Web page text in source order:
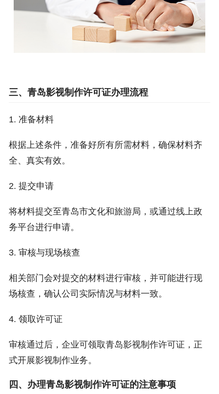
三、青岛影视制作许可证办理流程
1. 准备材料
根据上述条件，准备好所有所需材料，确保材料齐
全、真实有效。
2. 提交申请
将材料提交至青岛市文化和旅游局，或通过线上政
务平台进行申请。
3. 审核与现场核查
相关部门会对提交的材料进行审核，并可能进行现
场核查，确认公司实际情况与材料一致。
4. 领取许可证
审核通过后，企业可领取青岛影视制作许可证，正
式开展影视制作业务。
四、办理青岛影视制作许可证的注意事项